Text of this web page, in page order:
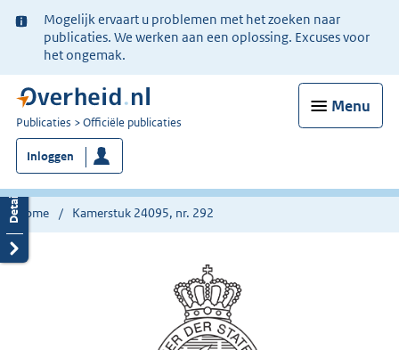
Ter
informatie:
Mogelijk ervaart u problemen met het zoeken naar
publicaties. We werken aan een oplossing. Excuses voor
het ongemak.
Menu
U
bent
nu
hier:
Publicaties Officiële publicaties
Inloggen
Home Kamerstuk 24095, nr. 292